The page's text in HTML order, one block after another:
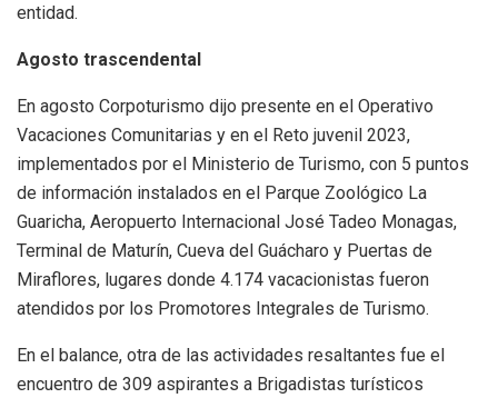
entidad.
Agosto trascendental
En agosto Corpoturismo dijo presente en el Operativo
Vacaciones Comunitarias y en el Reto juvenil 2023,
implementados por el Ministerio de Turismo, con 5 puntos
de información instalados en el Parque Zoológico La
Guaricha, Aeropuerto Internacional José Tadeo Monagas,
Terminal de Maturín, Cueva del Guácharo y Puertas de
Miraflores, lugares donde 4.174 vacacionistas fueron
atendidos por los Promotores Integrales de Turismo.
En el balance, otra de las actividades resaltantes fue el
encuentro de 309 aspirantes a Brigadistas turísticos